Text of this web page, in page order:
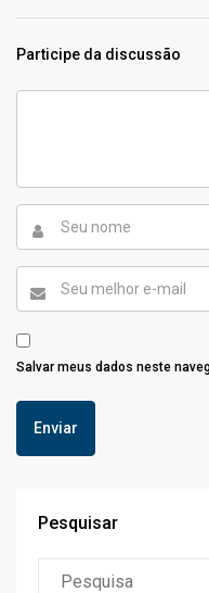
Participe da discussão
Salvar meus dados neste
Pesquisar